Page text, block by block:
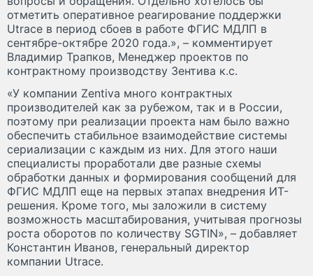
отметить оперативное реагирование поддержки
Utrace в период сбоев в работе ФГИС МДЛП в
сентябре-октябре 2020 года.», – комментирует
Владимир Трапков, Менеджер проектов по
контрактному производству Зентива к.с.
«У компании Zentiva много контрактных
производителей как за рубежом, так и в России,
поэтому при реализации проекта нам было важно
обеспечить стабильное взаимодействие системы
сериализации с каждым из них. Для этого наши
специалисты проработали две разные схемы
обработки данных и формирования сообщений для
ФГИС МДЛП еще на первых этапах внедрения ИТ-
решения. Кроме того, мы заложили в систему
возможность масштабирования, учитывая прогнозы
роста оборотов по количеству SGTIN», – добавляет
Константин Иванов, генеральный директор
компании Utrace.